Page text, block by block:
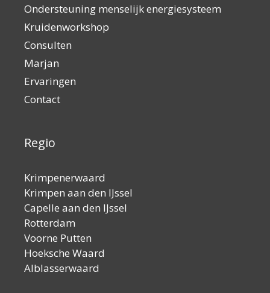
Ondersteuning menselijk energiesysteem
Kruidenworkshop
Consulten
Marjan
Ervaringen
Contact
Regio
Krimpenerwaard
Krimpen aan den IJssel
Capelle aan den IJssel
Rotterdam
Voorne Putten
Hoeksche Waard
Alblasserwaard